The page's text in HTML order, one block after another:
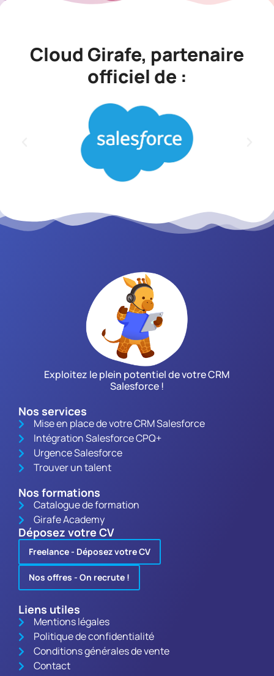
Cloud Girafe, partenaire
officiel de :
Exploitez le plein potentiel de votre CRM
Salesforce !
Nos services
Mise en place de votre CRM Salesforce
Intégration Salesforce CPQ+
Urgence Salesforce
Trouver un talent
Nos formations
Catalogue de formation
Girafe Academy
Déposez votre CV
Freelance - Déposez votre CV
Nos offres - On recrute !
Liens utiles
Mentions légales
Politique de confidentialité
Conditions générales de vente
Contact